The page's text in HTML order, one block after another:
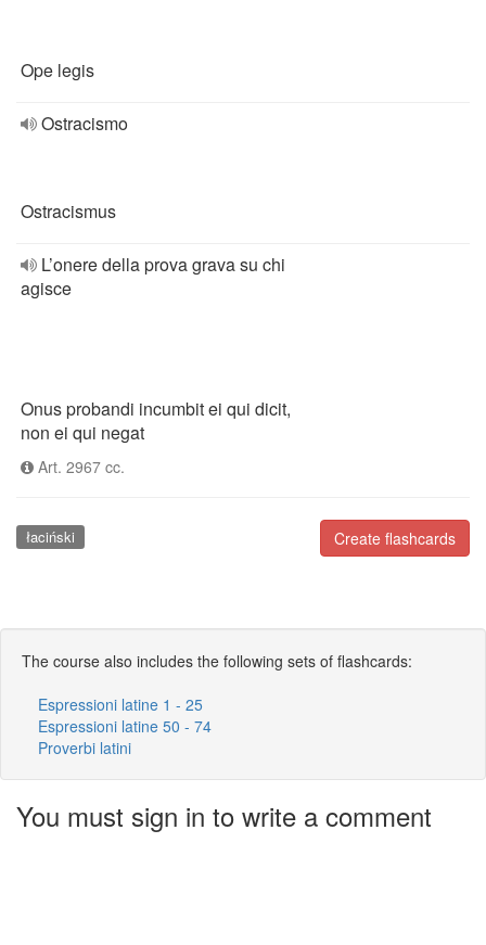
Ope legis
Ostracismo
Ostracismus
L’onere della prova grava su chi
agisce
Onus probandi incumbit ei qui dicit,
non ei qui negat
Art. 2967 cc.
Create flashcards
łaciński
The course also includes the following sets of flashcards:
Espressioni latine 1 - 25
Espressioni latine 50 - 74
Proverbi latini
You must sign in to write a comment